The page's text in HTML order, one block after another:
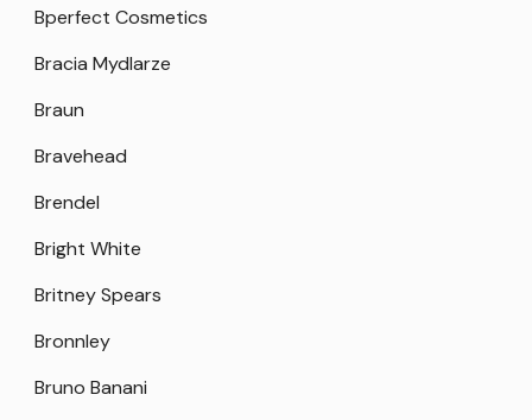
Bperfect Cosmetics
Bracia Mydlarze
Braun
Bravehead
Brendel
Bright White
Britney Spears
Bronnley
Bruno Banani